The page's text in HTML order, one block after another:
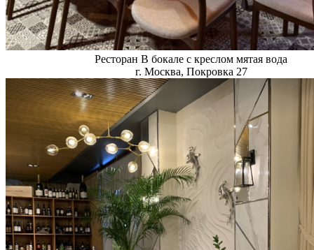
Ресторан В бокале с креслом мятая вода
г. Москва, Покровка 27